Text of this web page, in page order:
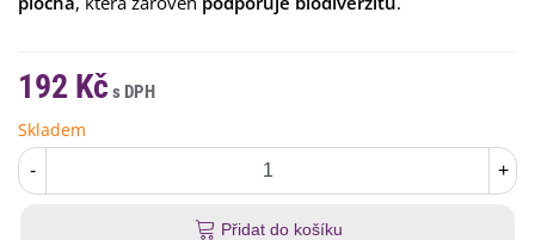
192 Kč
Skladem
- +
Přidat do košíku